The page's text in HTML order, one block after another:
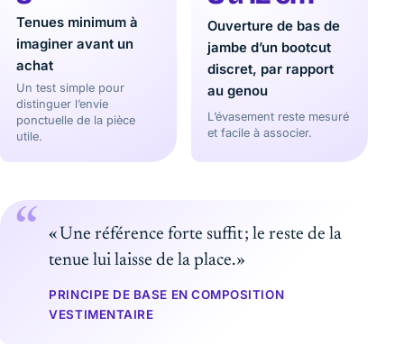
Tenues minimum à
imaginer avant un
achat
Un test simple pour
distinguer l’envie
ponctuelle de la pièce
utile.
Ouverture de bas de
jambe d’un bootcut
discret, par rapport
au genou
L’évasement reste mesuré
et facile à associer.
« Une référence forte suffit ; le reste de la
tenue lui laisse de la place. »
PRINCIPE DE BASE EN COMPOSITION
VESTIMENTAIRE